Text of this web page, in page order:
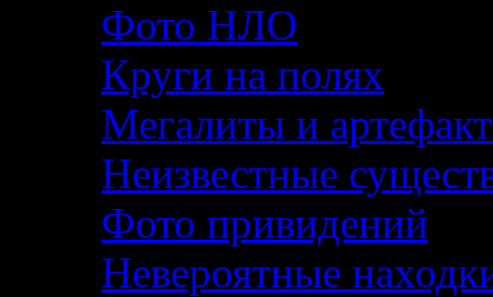
Фото НЛО
Круги на полях
Мегалиты и
Неизвестные
Фото привидений
Невероятные